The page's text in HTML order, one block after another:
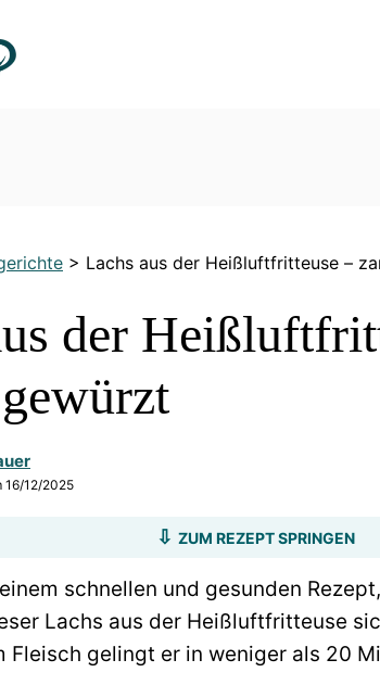
> Lachs aus der Heißluftfritteuse –
der
16/12/2025
ZUM REZEPT SPRINGEN
schnellen und gesunden
Lachs aus der Heißluftfritteuse
Fleisch gelingt er in weniger als 20